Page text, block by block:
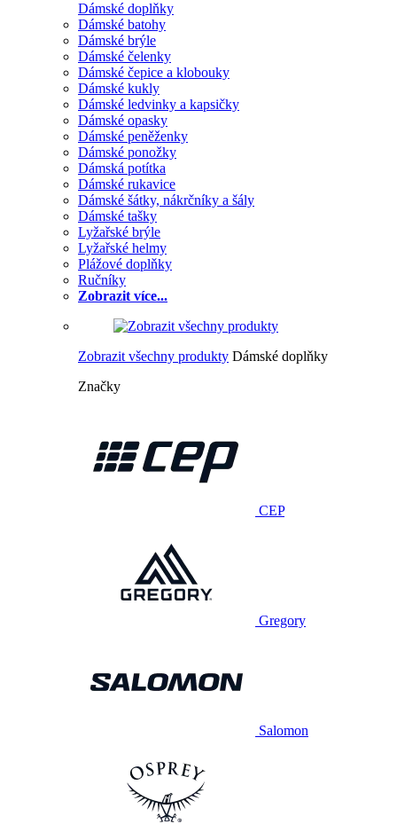
Dámské doplňky
Dámské batohy
Dámské brýle
Dámské čelenky
Dámské čepice a klobouky
Dámské kukly
Dámské ledvinky a kapsičky
Dámské opasky
Dámské peněženky
Dámské ponožky
Dámská potítka
Dámské rukavice
Dámské šátky, nákrčníky a šály
Dámské tašky
Lyžařské brýle
Lyžařské helmy
Plážové doplňky
Ručníky
Zobrazit více...
Zobrazit všechny produkty Dámské doplňky
Značky
CEP
Gregory
Salomon